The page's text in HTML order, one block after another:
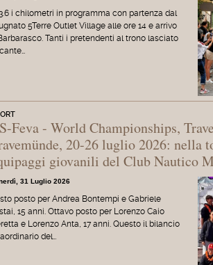
i chilometri in programma con partenza dal
5Terre Outlet Village alle ore 14 e arrivo
Tanti i pretendenti al trono lasciato
Feva - World Championships,
20-26 luglio 2026: nella
giovanili del Club Nautico
31 Luglio 2026
posto per Andrea Bontempi e Gabriele
15 anni. Ottavo posto per Lorenzo Caio
e Lorenzo Anta, 17 anni. Questo il bilancio
del…